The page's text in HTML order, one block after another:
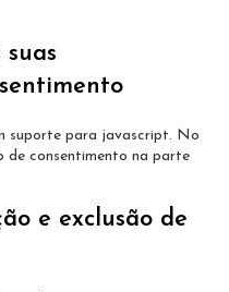
suas
suporte para javascript. No
de consentimento na parte
e exclusão de